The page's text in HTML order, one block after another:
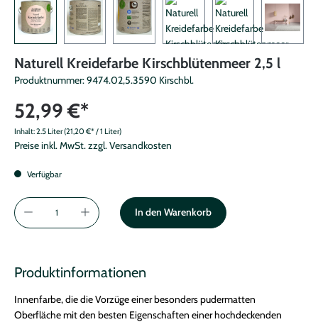
Naturell Kreidefarbe Kirschblütenmeer 2,5 l
Produktnummer:9474.02,5.3590 Kirschbl.
52,99 €*
Inhalt:2.5 Liter(21,20 €* / 1 Liter)
Preise inkl. MwSt. zzgl. Versandkosten
Verfügbar
In den Warenkorb
Produktinformationen
Innenfarbe, die die Vorzüge einer besonders pudermatten
Oberfläche mit den besten Eigenschaften einer hochdeckenden